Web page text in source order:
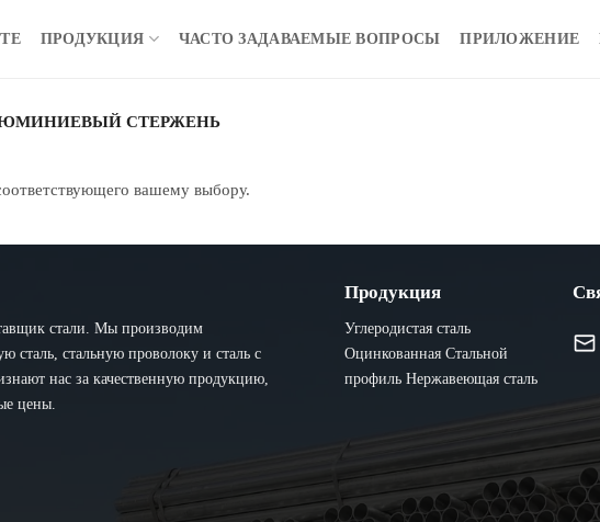
ПРОДУКЦИЯ ЧАСТО ЗАДАВАЕМЫЕ ВОПРОСЫ ПРИЛОЖЕНИЕ
СТЕРЖЕНЬ
вашему выбору.
стали. Мы производим
сталь, стальную проволоку и сталь с
нас за качественную продукцию,
цены.
Продукция
Углеродистая сталь
Оцинкованная Стальной
профиль Нержавеющая сталь